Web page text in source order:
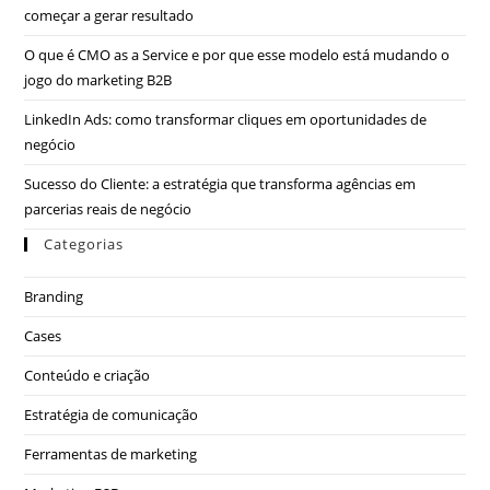
começar a gerar resultado
O que é CMO as a Service e por que esse modelo está mudando o
jogo do marketing B2B
LinkedIn Ads: como transformar cliques em oportunidades de
negócio
Sucesso do Cliente: a estratégia que transforma agências em
parcerias reais de negócio
Categorias
Branding
Cases
Conteúdo e criação
Estratégia de comunicação
Ferramentas de marketing